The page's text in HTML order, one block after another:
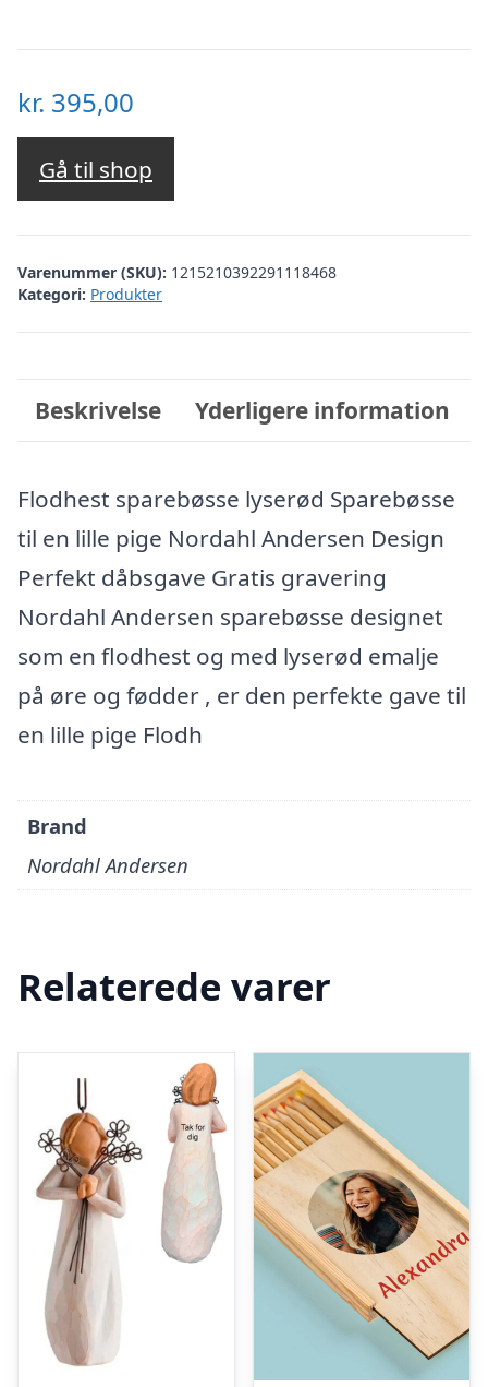
kr. 395,00
Gå til shop
Varenummer (SKU): 1215210392291118468
Kategori: Produkter
Beskrivelse Yderligere information
Flodhest sparebøsse lyserød Sparebøsse
til en lille pige Nordahl Andersen Design
Perfekt dåbsgave Gratis gravering
Nordahl Andersen sparebøsse designet
som en flodhest og med lyserød emalje
på øre og fødder , er den perfekte gave til
en lille pige Flodh
Brand
Nordahl Andersen
Relaterede varer